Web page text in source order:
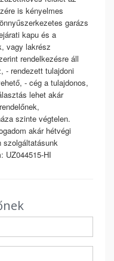
is kényelmes
garázs
kapu és a
vagy lakrész
rendelkezésre áll
- rendezett tulajdoni
- cég a tulajdonos,
lehet akár
szinte végtelen.
akár hétvégi
szolgáltatásunk
UZ044515-HI